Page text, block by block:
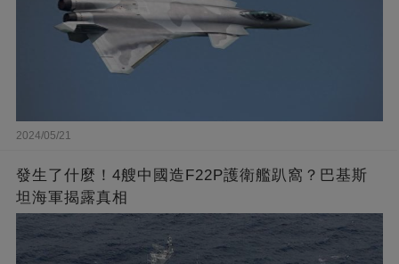
2024/05/21
發生了什麼！4艘中國造F22P護衛艦趴窩？巴基斯
坦海軍揭露真相